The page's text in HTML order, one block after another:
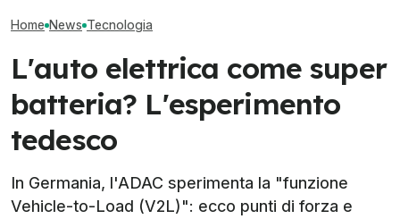
Home News Tecnologia
L'auto elettrica come super
batteria? L'esperimento
tedesco
In Germania, l'ADAC sperimenta la "funzione
Vehicle-to-Load (V2L)": ecco punti di forza e